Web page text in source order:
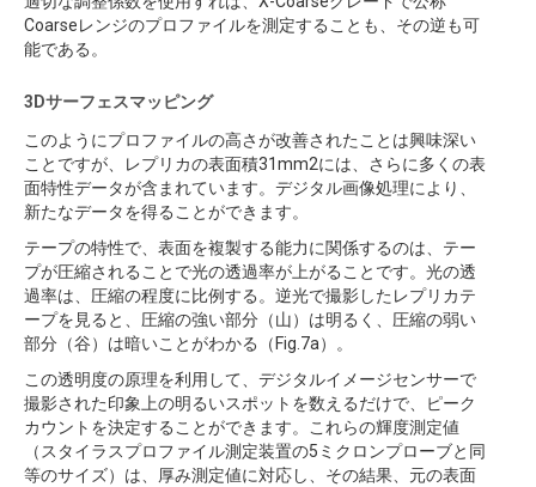
Coarseレンジのプロファイルを測定することも、その逆も可
能である。
3Dサーフェスマッピング
このようにプロファイルの高さが改善されたことは興味深い
ことですが、レプリカの表面積31mm2には、さらに多くの表
面特性データが含まれています。デジタル画像処理により、
新たなデータを得ることができます。
テープの特性で、表面を複製する能力に関係するのは、テー
プが圧縮されることで光の透過率が上がることです。光の透
過率は、圧縮の程度に比例する。逆光で撮影したレプリカテ
ープを見ると、圧縮の強い部分（山）は明るく、圧縮の弱い
部分（谷）は暗いことがわかる（Fig.7a）。
この透明度の原理を利用して、デジタルイメージセンサーで
撮影された印象上の明るいスポットを数えるだけで、ピーク
カウントを決定することができます。これらの輝度測定値
（スタイラスプロファイル測定装置の5ミクロンプローブと同
等のサイズ）は、厚み測定値に対応し、その結果、元の表面